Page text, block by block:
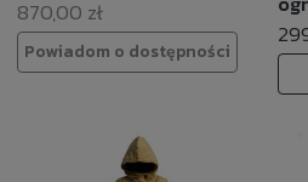
870,00 zł
Powiadom o dostępności